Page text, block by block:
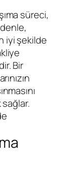
süreci,
iyi şekilde
Bir